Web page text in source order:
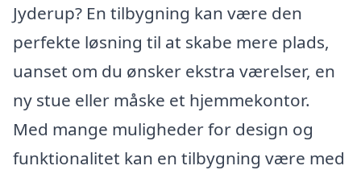
Jyderup? En tilbygning kan være den
perfekte løsning til at skabe mere plads,
uanset om du ønsker ekstra værelser, en
ny stue eller måske et hjemmekontor.
Med mange muligheder for design og
funktionalitet kan en tilbygning være med